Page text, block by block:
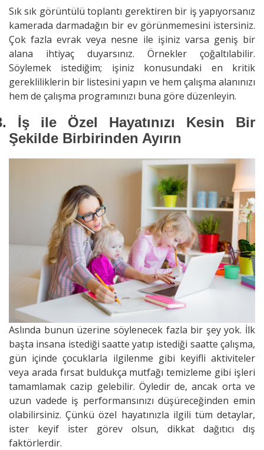
Sık sık görüntülü toplantı gerektiren bir iş yapıyorsanız
kamerada darmadağın bir ev görünmemesini istersiniz.
Çok fazla evrak veya nesne ile işiniz varsa geniş bir
alana ihtiyaç duyarsınız. Örnekler çoğaltılabilir.
Söylemek istediğim; işiniz konusundaki en kritik
gerekliliklerin bir listesini yapın ve hem çalışma alanınızı
hem de çalışma programınızı buna göre düzenleyin.
İş ile Özel Hayatınızı Kesin Bir
Şekilde Birbirinden Ayırın
Aslında bunun üzerine söylenecek fazla bir şey yok. İlk
başta insana istediği saatte yatıp istediği saatte çalışma,
gün içinde çocuklarla ilgilenme gibi keyifli aktiviteler
veya arada fırsat buldukça mutfağı temizleme gibi işleri
tamamlamak cazip gelebilir. Öyledir de, ancak orta ve
uzun vadede iş performansınızı düşüreceğinden emin
olabilirsiniz. Çünkü özel hayatınızla ilgili tüm detaylar,
ister keyif ister görev olsun, dikkat dağıtıcı dış
faktörlerdir.